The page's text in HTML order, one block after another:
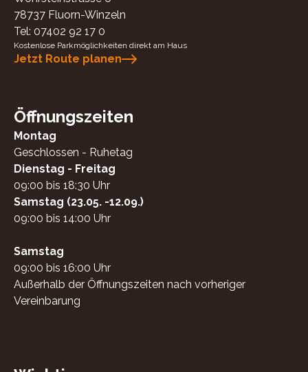
78737 Fluorn-Winzeln
Tel: 07402 92 17 0
Kostenlose Parkmöglichkeiten direkt am Haus
Jetzt Route planen
Öffnungszeiten
Montag
Geschlossen - Ruhetag
Dienstag - Freitag
09:00 bis 18:30 Uhr
Samstag (23.05. -12.09.)
09:00 bis 14:00 Uhr
Samstag
09:00 bis 16:00 Uhr
Außerhalb der Öffnungszeiten nach vorheriger
Vereinbarung